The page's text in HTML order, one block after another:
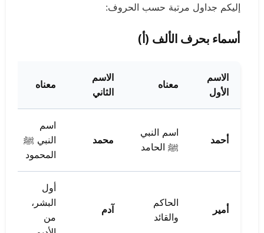
إليكم جداول مرتبة حسب الحروف:
أسماء بحرف الألف (أ)
الاسم
الأول
معناه
الاسم
الثاني
معناه
أحمد
اسم النبي
ﷺ الحامد
محمد
اسم
النبي ﷺ
المحمود
أمير
الحاكم
والقائد
آدم
أول
البشر،
من